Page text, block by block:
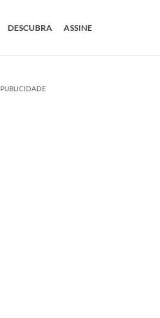
DESCUBRA ASSINE
PUBLICIDADE